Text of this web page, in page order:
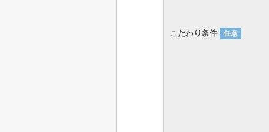
こだわり条件 任意